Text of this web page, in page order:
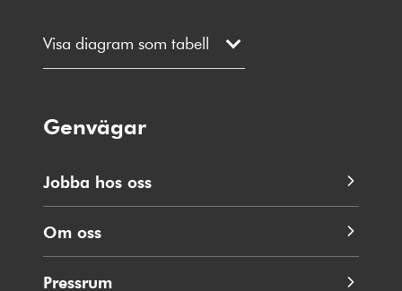
Visa diagram som tabell
Genvägar
Jobba hos oss
Om oss
Pressrum